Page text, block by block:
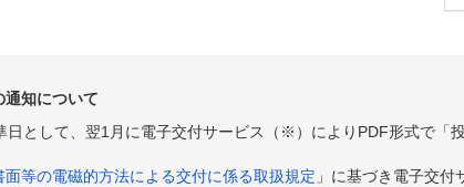
通知について
日として、翌1月に電子交付サービス（※）によりPDF形式で「
面等の電磁的方法による交付に係る取扱規定 」に基づき電子交付